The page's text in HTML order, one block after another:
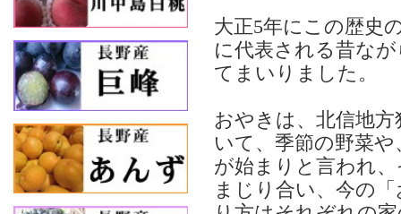
大正5年にこの歴史
に代表される昔な
てまいりました。
おやきは、北信地
いて、季節の野菜
が始まりと言われ
まじり合い、今の